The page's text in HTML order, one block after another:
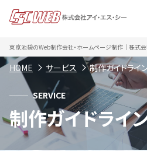
東京池袋のWeb制作会社・ホームページ制作｜株式会
HOME サービス 制作ガイドライ
SERVICE
制作ガイドライ